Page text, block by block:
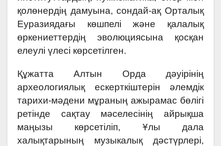
қолөнердің дамуына, сондай-ақ Орталық
Еуразиядағы көшпелі және қалалық
өркениеттердің эволюциясына қосқан
елеулі үлесі көрсетілген.
Құжатта Алтын Орда дәуірінің
археологиялық ескерткіштерін әлемдік
тарихи-мәдени мұраның ажырамас бөлігі
ретінде сақтау мәселесінің айрықша
маңызы көрсетіліп, Ұлы дала
халықтарының музыкалық дәстүрлері,